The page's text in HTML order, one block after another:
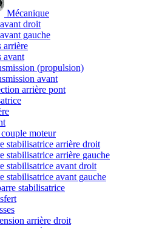
Mécanique
droit
gauche
arrière
avant
(propulsion)
avant
arrière pont
moteur
stabilisatrice arrière droit
stabilisatrice arrière gauche
stabilisatrice avant droit
stabilisatrice avant gauche
stabilisatrice
arrière droit